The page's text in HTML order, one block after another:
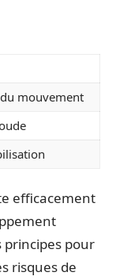
mouvement
efficacement
principes pour
risques de